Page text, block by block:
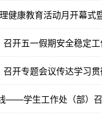
健康教育活动月开幕
开五一假期安全稳定
开专题会议传达学习
——学生工作处（部）